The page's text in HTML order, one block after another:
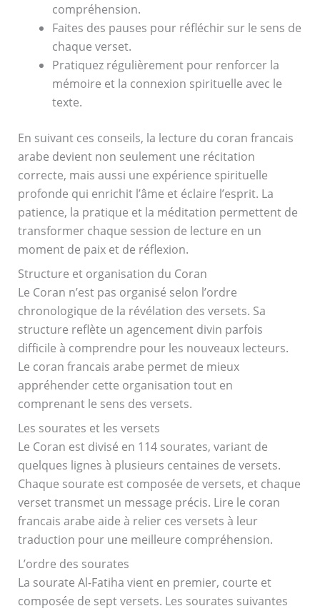
compréhension.
Faites des pauses pour réfléchir sur le sens de
chaque verset.
Pratiquez régulièrement pour renforcer la
mémoire et la connexion spirituelle avec le
texte.
En suivant ces conseils, la lecture du coran francais
arabe devient non seulement une récitation
correcte, mais aussi une expérience spirituelle
profonde qui enrichit l’âme et éclaire l’esprit. La
patience, la pratique et la méditation permettent de
transformer chaque session de lecture en un
moment de paix et de réflexion.
Structure et organisation du Coran
Le Coran n’est pas organisé selon l’ordre
chronologique de la révélation des versets. Sa
structure reflète un agencement divin parfois
difficile à comprendre pour les nouveaux lecteurs.
Le coran francais arabe permet de mieux
appréhender cette organisation tout en
comprenant le sens des versets.
Les sourates et les versets
Le Coran est divisé en 114 sourates, variant de
quelques lignes à plusieurs centaines de versets.
Chaque sourate est composée de versets, et chaque
verset transmet un message précis. Lire le coran
francais arabe aide à relier ces versets à leur
traduction pour une meilleure compréhension.
L’ordre des sourates
La sourate Al-Fatiha vient en premier, courte et
composée de sept versets. Les sourates suivantes